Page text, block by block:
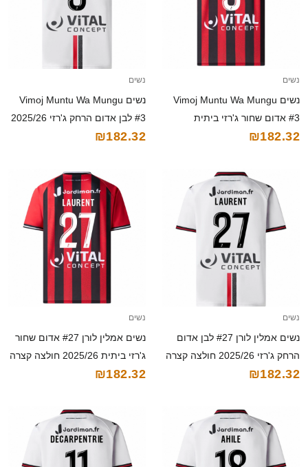
נשים
נשים Vimoj Muntu Wa Mungu
#3 אדום שחור ג'רזי ביתית
2025/26 חולצה קצרה
₪182.32
נשים
נשים Vimoj Muntu Wa Mungu
#3 לבן אדום הרחק ג'רזי 2025/26
חולצה קצרה
₪182.32
נשים
נשים אמלין לורן #27 לבן אדום
הרחק ג'רזי 2025/26 חולצה קצרה
₪182.32
נשים
נשים אמלין לורן #27 אדום שחור
ג'רזי ביתית 2025/26 חולצה קצרה
₪182.32